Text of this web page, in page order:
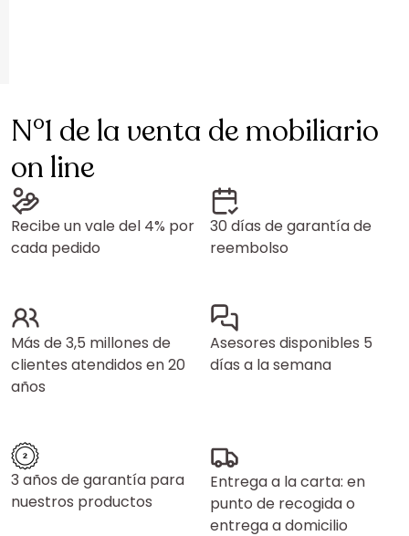
N°1 de la venta de mobiliario
on line
Recibe un vale del 4% por
cada pedido
30 días de garantía de
reembolso
Más de 3,5 millones de
clientes atendidos en 20
años
Asesores disponibles 5
días a la semana
3 años de garantía para
nuestros productos
Entrega a la carta: en
punto de recogida o
entrega a domicilio